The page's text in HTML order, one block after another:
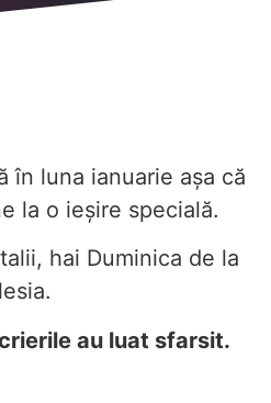
în luna ianuarie așa că
la o ieșire specială.
hai Duminica de la
au luat sfarsit.